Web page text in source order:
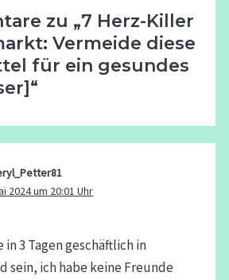
zu „7 Herz-Killer
Vermeide diese
für ein gesundes
2024 um 20:01 Uhr
in 3 Tagen geschäftlich in
sein, ich habe keine Freunde